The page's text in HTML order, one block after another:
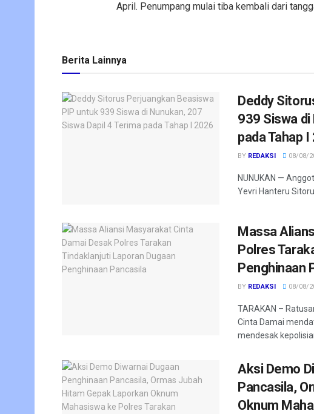
April. Penumpang mulai tiba kembali dari
Berita Lainnya
Deddy
939 Siswa di
pada Tahap
BY REDAKSI 08/08/
NUNUKAN —
Yevri Hanteru
Massa
Polres
Penghinaan
BY REDAKSI 08/08/
TARAKAN –
Cinta Damai
mendesak
Aksi Demo
Pancasila,
Oknum